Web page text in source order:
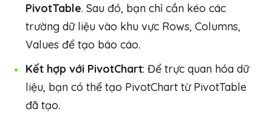
PivotTable. Sau đó, bạn chỉ cần kéo các
trường dữ liệu vào khu vực Rows, Columns,
Values để tạo báo cáo.
Kết hợp với PivotChart: Để trực quan hóa dữ
liệu, bạn có thể tạo PivotChart từ PivotTable
đã tạo.